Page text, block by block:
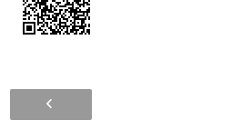
小規模事業者持続化